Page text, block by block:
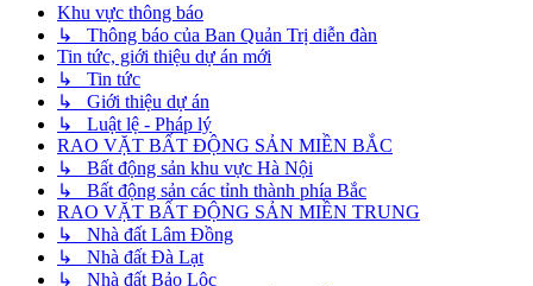
Khu vực thông báo
↳ Thông báo của Ban Quản Trị diễn đàn
Tin tức, giới thiệu dự án mới
↳ Tin tức
↳ Giới thiệu dự án
↳ Luật lệ - Pháp lý
RAO VẶT BẤT ĐỘNG SẢN MIỀN BẮC
↳ Bất động sản khu vực Hà Nội
↳ Bất động sản các tỉnh thành phía Bắc
RAO VẶT BẤT ĐỘNG SẢN MIỀN TRUNG
↳ Nhà đất Lâm Đồng
↳ Nhà đất Đà Lạt
↳ Nhà đất Bảo Lộc